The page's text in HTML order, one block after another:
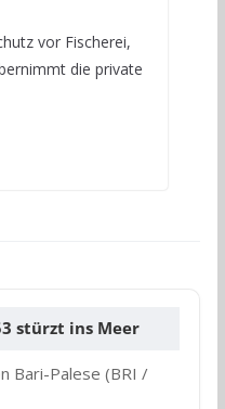
vor Fischerei,
die private
stürzt ins Meer
Bari-Palese (BRI /